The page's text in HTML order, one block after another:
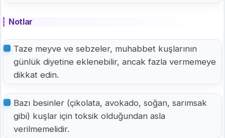
Notlar
Taze meyve ve sebzeler, muhabbet kuşlarının
günlük diyetine eklenebilir, ancak fazla vermemeye
dikkat edin.
Bazı besinler (çikolata, avokado, soğan, sarımsak
gibi) kuşlar için toksik olduğundan asla
verilmemelidir.